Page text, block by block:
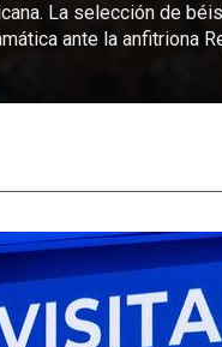
La selección de
ante la anfitriona